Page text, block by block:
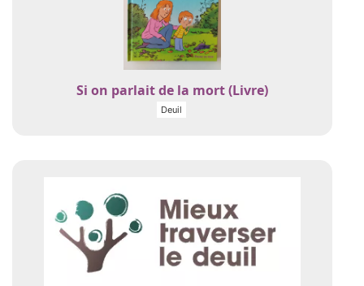
Si on parlait de la mort (Livre)
Deuil